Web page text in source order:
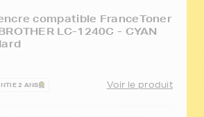
compatible FranceToner
LC-1240C - CYAN
2 ANS Voir le produit